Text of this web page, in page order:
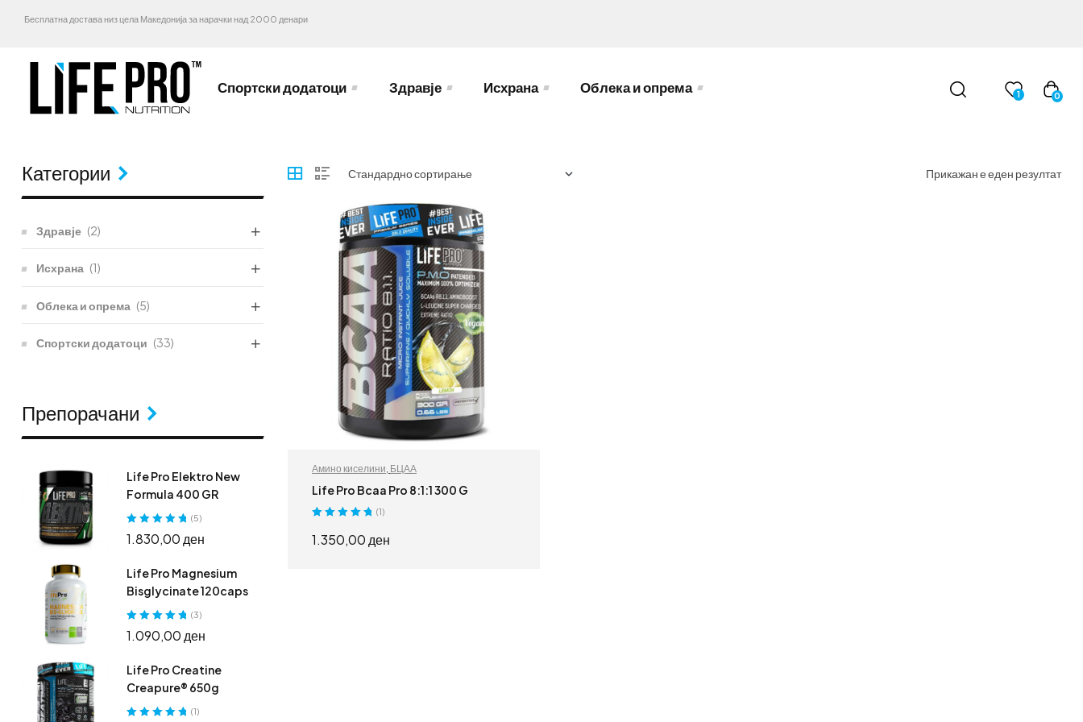
Бесплатна достава низ цела Македонија за нарачки над 2000 денари
Спортски додатоци Здравје Исхрана Облека и опрема 1 0
Прикажан е еден резултат
Амино киселини, БЦАА
Life Pro Bcaa Pro 8:1:1 300 G
од 5
(1)
1.350,00 ден
Категории
Здравје (2)
Исхрана (1)
Облека и опрема (5)
Спортски додатоци (33)
Препорачани
Life Pro Elektro New
Formula 400 GR
Оценето
5.00
(5)
1.830,00ден
Life Pro Magnesium
Bisglycinate 120caps
Оценето
5.00
(3)
1.090,00ден
Life Pro Creatine
Creapure® 650g
(1)